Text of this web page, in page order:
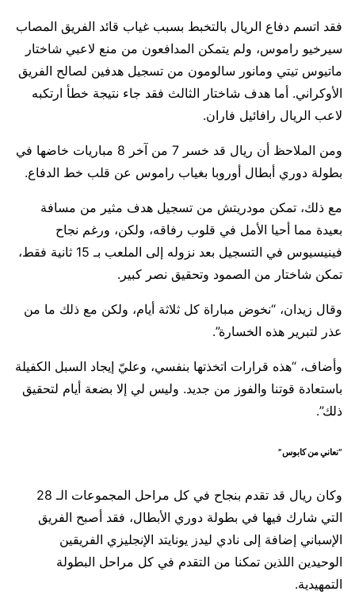
فقد اتسم دفاع الريال بالتخبط بسبب غياب قائد الفريق المصاب
سيرخيو راموس، ولم يتمكن المدافعون من منع لاعبي شاختار
ماتيوس تيتي ومانور سالومون من تسجيل هدفين لصالح الفريق
الأوكراني. أما هدف شاختار الثالث فقد جاء نتيجة خطأ ارتكبه
لاعب الريال رافائيل فاران.
ومن الملاحظ أن ريال قد خسر 7 من آخر 8 مباريات خاضها في
بطولة دوري أبطال أوروبا بغياب راموس عن قلب خط الدفاع.
مع ذلك، تمكن مودريتش من تسجيل هدف مثير من مسافة
بعيدة مما أحيا الأمل في قلوب رفاقه، ولكن، ورغم نجاح
فينيسيوس في التسجيل بعد نزوله إلى الملعب بـ 15 ثانية فقط،
تمكن شاختار من الصمود وتحقيق نصر كبير.
وقال زيدان، “نخوض مباراة كل ثلاثة أيام، ولكن مع ذلك ما من
عذر لتبرير هذه الخسارة”.
وأضاف، “هذه قرارات اتخذتها بنفسي، وعليّ إيجاد السبل الكفيلة
باستعادة قوتنا والفوز من جديد. وليس لي إلا بضعة أيام لتحقيق
ذلك”.
“نعاني من كابوس”
وكان ريال قد تقدم بنجاح في كل مراحل المجموعات الـ 28
التي شارك فيها في بطولة دوري الأبطال، فقد أصبح الفريق
الإسباني إضافة إلى نادي ليدز يونايتد الإنجليزي الفريقين
الوحيدين اللذين تمكنا من التقدم في كل مراحل البطولة
التمهيدية.